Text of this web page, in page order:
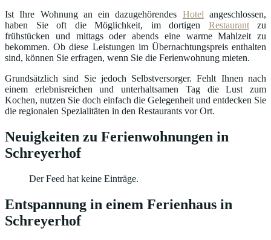
Ist Ihre Wohnung an ein dazugehörendes Hotel angeschlossen,
haben Sie oft die Möglichkeit, im dortigen Restaurantzu
frühstücken und mittags oder abends eine warme Mahlzeit zu
bekommen. Ob diese Leistungen im Übernachtungspreis enthalten
sind, können Sie erfragen, wenn Sie die Ferienwohnung mieten.
Grundsätzlich sind Sie jedoch Selbstversorger. Fehlt Ihnen nach
einem erlebnisreichen und unterhaltsamen Tag die Lust zum
Kochen, nutzen Sie doch einfach die Gelegenheit und entdecken Sie
die regionalen Spezialitäten in den Restaurants vor Ort.
Neuigkeiten zu Ferienwohnungen in
Schreyerhof
Der Feed hat keine Einträge.
Entspannung in einem Ferienhaus in
Schreyerhof